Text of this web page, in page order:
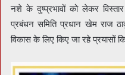
नशे के दुष्प्रभावों को लेकर विस्तार
प्रबंधन समिति प्रधान खेम राज ठाकुर
विकास के लिए किए जा रहे प्रयासों